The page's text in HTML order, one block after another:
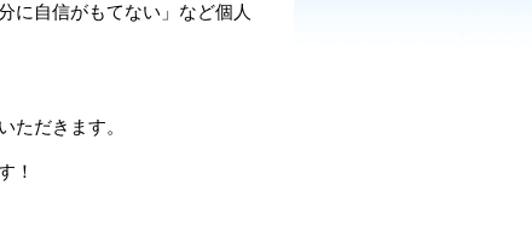
に自信がもてない」など個人
ただきます。
！